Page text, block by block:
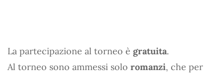
La partecipazione al torneo è gratuita.
Al torneo sono ammessi solo romanzi, che per